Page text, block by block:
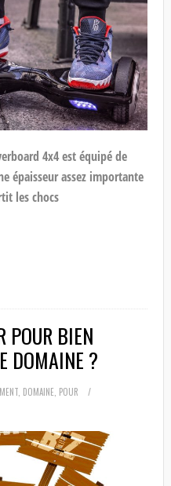
4x4 est équipé de
épaisseur assez importante
les chocs
POUR BIEN
DOMAINE ?
, DOMAINE POUR